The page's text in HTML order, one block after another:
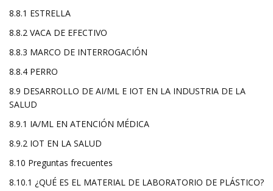
8.8.1 ESTRELLA
8.8.2 VACA DE EFECTIVO
8.8.3 MARCO DE INTERROGACIÓN
8.8.4 PERRO
8.9 DESARROLLO DE AI/ML E IOT EN LA INDUSTRIA DE LA
SALUD
8.9.1 IA/ML EN ATENCIÓN MÉDICA
8.9.2 IOT EN LA SALUD
8.10 Preguntas frecuentes
8.10.1 ¿QUÉ ES EL MATERIAL DE LABORATORIO DE PLÁSTICO?